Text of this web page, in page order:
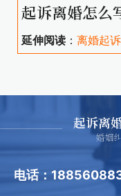
起诉离婚怎么
延伸阅读 ： 离婚起
起诉离
婚姻
电话：